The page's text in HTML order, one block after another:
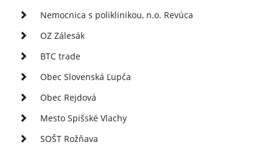
Nemocnica s poliklinikou, n.o. Revúca
OZ Zálesák
BTC trade
Obec Slovenská Ľupča
Obec Rejdová
Mesto Spišské Vlachy
SOŠT Rožňava